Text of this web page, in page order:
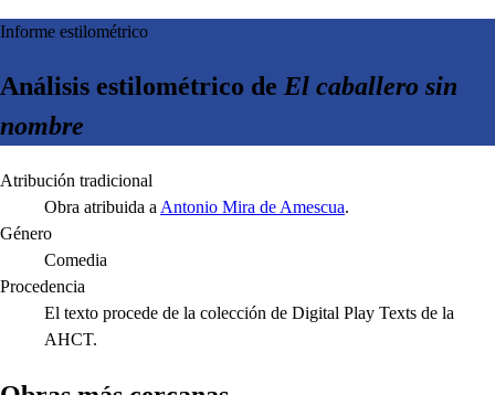
Informe estilométrico
Análisis estilométrico de El caballero sin
nombre
Atribución tradicional
Obra atribuida a Antonio Mira de Amescua.
Género
Comedia
Procedencia
El texto procede de la colección de Digital Play Texts de la
AHCT.